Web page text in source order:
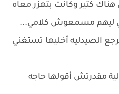
هناك كتير وكانت بتهزر معاه
ليهم مسمعوش كلامي...
الصيدليه أخليها تستغني
مقدرتش أقولها حاجه